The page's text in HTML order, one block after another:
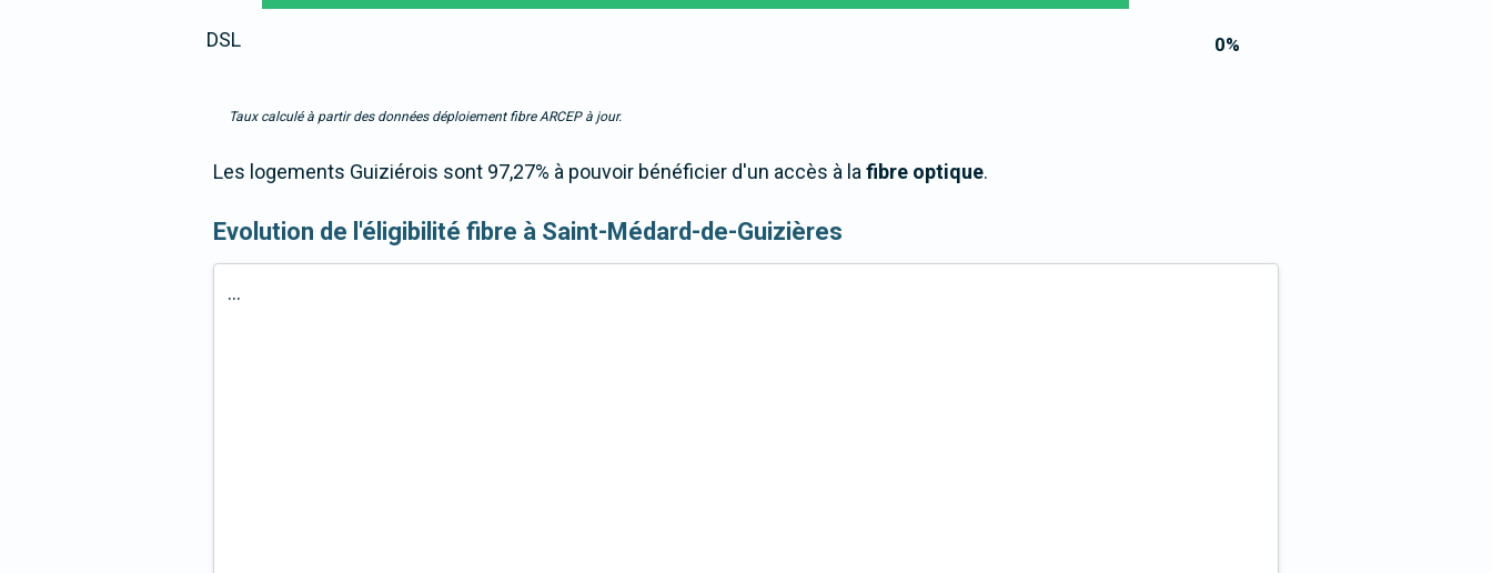
0%
DSL
Taux calculé à partir des données déploiement fibre ARCEP à jour.
Les logements Guiziérois sont 97,27% à pouvoir bénéficier d'un accès à lafibre optique.
Evolution de l'éligibilité fibre à Saint-Médard-de-Guizières
...